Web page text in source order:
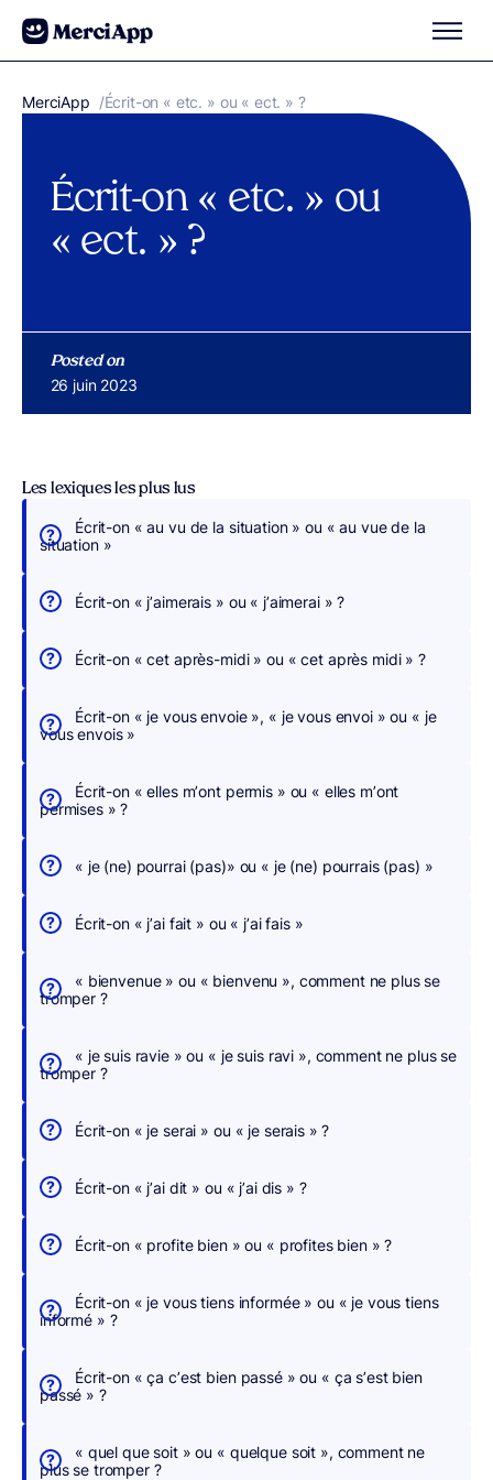
Aller au contenu
MerciApp correcteur orthographe
/Écrit-on « etc. » ou « ect. » ?
Écrit-on « etc. » ou
« ect. » ?
Posted on
Publié le
26 juin 2023
É
r
i
v
e
s
s
h
r
h
e
,
n
u
c
r
i
g
o
p
Les lexiques les plus lus
Écrit-on « au vu de la situation » ou « au vue de la
situation »
Écrit-on « j’aimerais » ou « j’aimerai » ?
Écrit-on « cet après-midi » ou « cet après midi » ?
Écrit-on « je vous envoie », « je vous envoi » ou « je
vous envois »
Écrit-on « elles m’ont permis » ou « elles m’ont
permises » ?
« je (ne) pourrai (pas)» ou « je (ne) pourrais (pas) »
Écrit-on « j’ai fait » ou « j’ai fais »
« bienvenue » ou « bienvenu », comment ne plus se
tromper ?
« je suis ravie » ou « je suis ravi », comment ne plus se
tromper ?
Écrit-on « je serai » ou « je serais » ?
Écrit-on « j’ai dit » ou « j’ai dis » ?
Écrit-on « profite bien » ou « profites bien » ?
Écrit-on « je vous tiens informée » ou « je vous tiens
informé » ?
Écrit-on « ça c’est bien passé » ou « ça s’est bien
passé » ?
« quel que soit » ou « quelque soit », comment ne
plus se tromper ?